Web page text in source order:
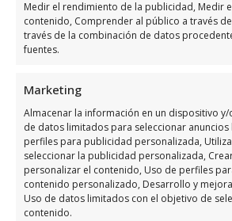
Medir el rendimiento de la publicidad, Medir
contenido, Comprender al público a través
través de la combinación de datos
fuentes.
Marketing
Almacenar la información en un dispositivo y/
de datos limitados para seleccionar anuncios
perfiles para publicidad personalizada,
seleccionar la publicidad personalizada,
personalizar el contenido, Uso de perfiles
contenido personalizado, Desarrollo y
Uso de datos limitados con el objetivo de
contenido.
Días
Lunes
10:00
Martes
10:00
Miércoles